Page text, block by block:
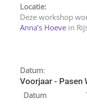
Locatie:
Deze workshop
Anna’s Hoeve in
Datum:
Voorjaar - Pasen
Datum